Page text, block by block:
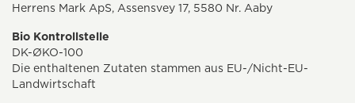
Herrens Mark ApS, Assensvey 17, 5580 Nr. Aaby
Bio Kontrollstelle
DK-ØKO-100
Die enthaltenen Zutaten stammen aus EU-/Nicht-EU-
Landwirtschaft